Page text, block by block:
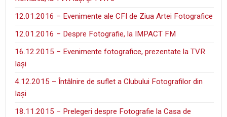
12.01.2016 – Evenimente ale CFI de Ziua Artei Fotografice
12.01.2016 – Despre Fotografie, la IMPACT FM
16.12.2015 – Evenimente fotografice, prezentate la TVR
Iaşi
4.12.2015 – Întâlnire de suflet a Clubului Fotografilor din
Iaşi
18.11.2015 – Prelegeri despre Fotografie la Casa de